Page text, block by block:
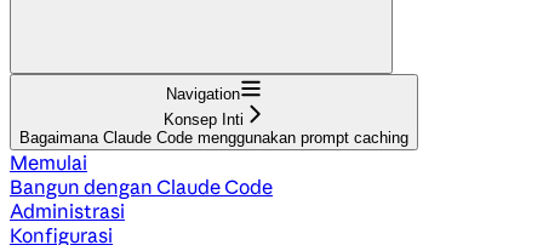
Navigation
Konsep Inti
Bagaimana Claude Code menggunakan prompt caching
Memulai
Bangun dengan Claude Code
Administrasi
Konfigurasi